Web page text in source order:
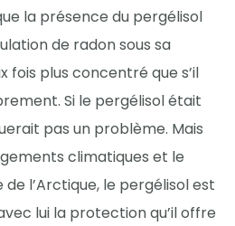
la présence du pergélisol
de radon sous sa
fois plus concentré que s’il
Si le pergélisol était
pas un problème. Mais
climatiques et le
l’Arctique, le pergélisol est
lui la protection qu’il offre